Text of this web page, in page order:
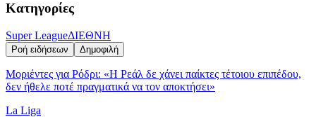
Κατηγορίες
Super LeagueΔΙΕΘΝΗ
Ροή ειδήσεων Δημοφιλή
Μοριέντες για Ρόδρι: «Η Ρεάλ δε χάνει παίκτες τέτοιου επιπέδου,
δεν ήθελε ποτέ πραγματικά να τον αποκτήσει»
La Liga